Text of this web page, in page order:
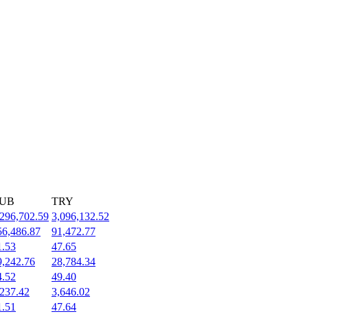
TRY
3,096,132.52
91,472.77
47.65
28,784.34
49.40
3,646.02
47.64